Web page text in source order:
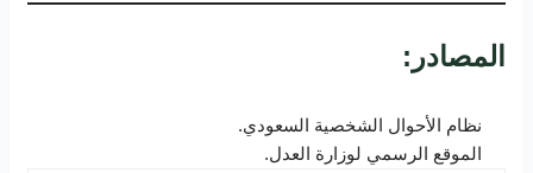
المصادر:
نظام الأحوال الشخصية السعودي.
الموقع الرسمي لوزارة العدل.